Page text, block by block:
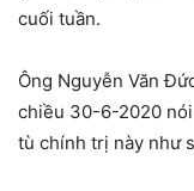
cuối tuần.
Ông Nguyễn Văn
chiều 30-6-2020
tù chính trị này như